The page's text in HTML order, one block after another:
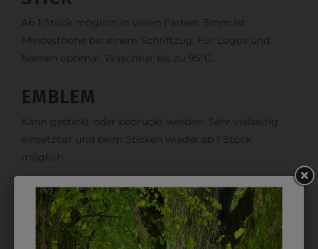
Ab 1 Stück möglich in vielen Farben. 5mm ist
Mindesthöhe bei einem Schriftzug. Für Logos und
Namen optimal. Waschbar bis zu 95°C.
EMBLEM
Kann gestickt oder bedruckt werden. Sehr vielseitig
einsetzbar und beim Sticken wieder ab 1 Stück
möglich.
DRUCK
Perfekt für große Logos und für kleine Details, jedoch
kostet jede Farbe extra und ist erst ab 12 Stück